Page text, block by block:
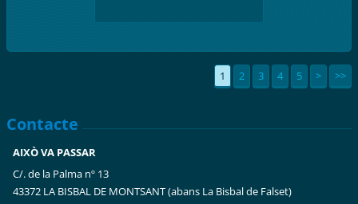
1 2 3 4 5 > >>
Contacte
AIXÒ VA PASSAR
C/. de la Palma nº 13
43372 LA BISBAL DE MONTSANT (abans La Bisbal de Falset)